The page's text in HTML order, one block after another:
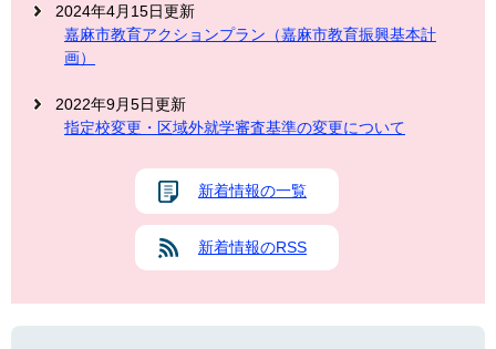
2024年4月15日更新
嘉麻市教育アクションプラン（嘉麻市教育振興基本計
画）
2022年9月5日更新
指定校変更・区域外就学審査基準の変更について
新着情報の一覧
新着情報のRSS